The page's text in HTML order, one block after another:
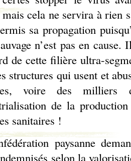
cela ne servira à rien
sa propagation
n’est pas en
de cette filière ultra-
structures qui usent et
voire des milliers
de la
sanitaires !
paysanne
selon la